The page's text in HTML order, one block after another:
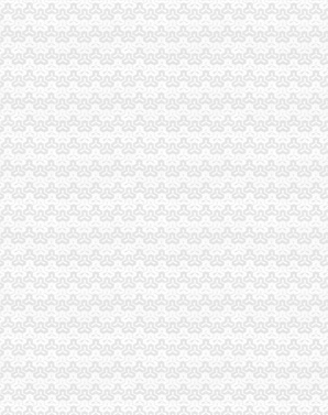
与国际货运_海关报关注册登记证书_
失登报电话_志趣网
书登报电话-东莞日报分类广告部
百科
遗失声明登报费用】价格,
遗失声明登报公司】价格,
报关单位注册登记证书的公告_观典防务（
货人报关注册登记证书_烟台网上民声_胶东在
书|资质荣誉|公司介绍|洛博塔重工机械设备
关企业注册登记-报关员资格-无忧考网
、注销等所需材料
注册登记证书逾期怎么办?-知乎
记？【上海聚儒吧】_百度贴吧
注册登记证书-莆田市德明机械制造有限
车报关商检